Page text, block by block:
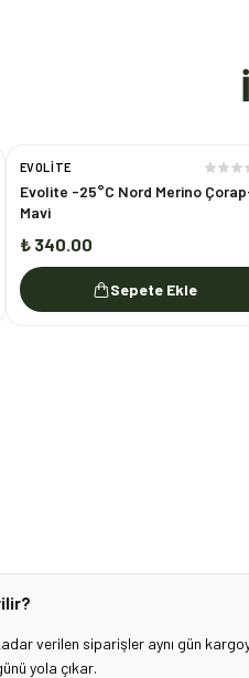
EVOLITE
Evolite -25°C Nord Merino
Mavi
₺ 340.00
Sepete Ekle
verilen siparişler aynı gün
yola çıkar.